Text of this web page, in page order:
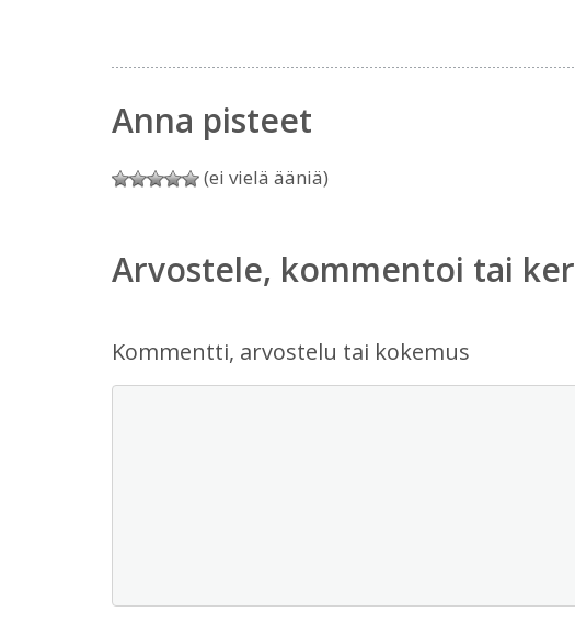
Anna pisteet
(ei vielä ääniä)
Arvostele, kommentoi tai
Kommentti, arvostelu tai kokemus